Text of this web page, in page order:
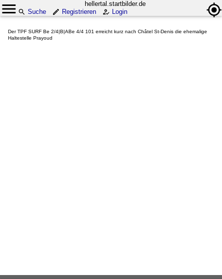
hellertal.startbilder.de
Suche
Registrieren Login
Der TPF SURF Be 2/4|B|ABe 4/4 101 erreicht kurz nach Châtel St-Denis die ehemalige
Haltestelle Prayoud